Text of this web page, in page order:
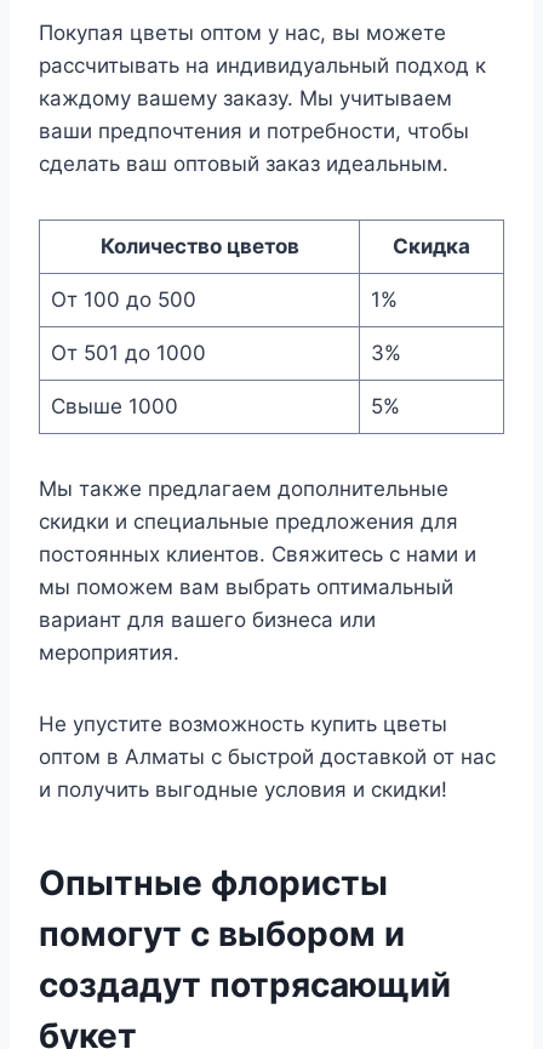
Покупая цветы оптом у нас, вы можете
рассчитывать на индивидуальный подход к
каждому вашему заказу. Мы учитываем
ваши предпочтения и потребности, чтобы
сделать ваш оптовый заказ идеальным.
Количество цветов Скидка
От 100 до 500 1%
От 501 до 1000 3%
Свыше 1000 5%
Мы также предлагаем дополнительные
скидки и специальные предложения для
постоянных клиентов. Свяжитесь с нами и
мы поможем вам выбрать оптимальный
вариант для вашего бизнеса или
мероприятия.
Не упустите возможность купить цветы
оптом в Алматы с быстрой доставкой от нас
и получить выгодные условия и скидки!
Опытные флористы
помогут с выбором и
создадут потрясающий
букет